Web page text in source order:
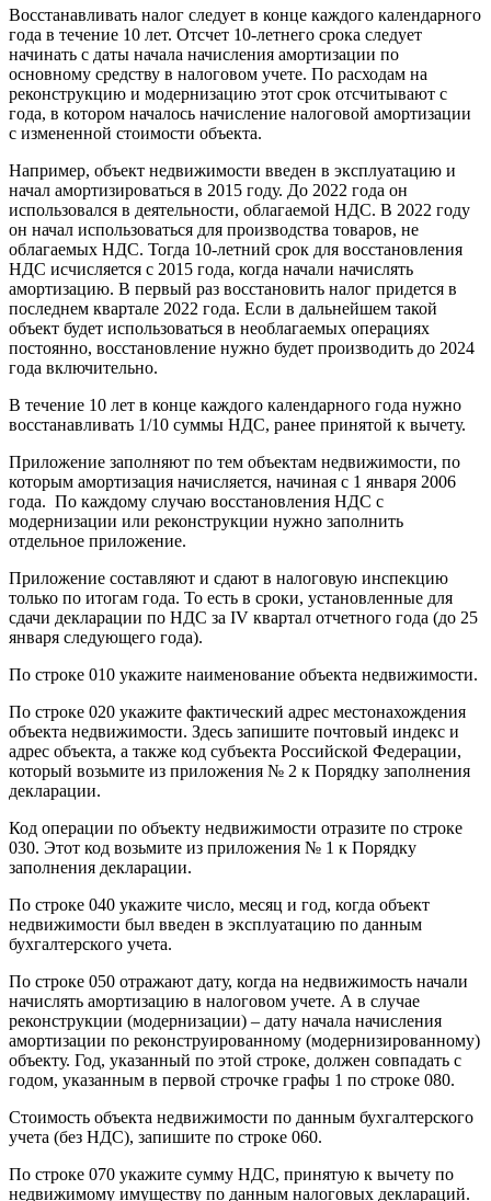
Восстанавливать налог следует в конце каждого календарного
года в течение 10 лет. Отсчет 10-летнего срока следует
начинать с даты начала начисления амортизации по
основному средству в налоговом учете. По расходам на
реконструкцию и модернизацию этот срок отсчитывают с
года, в котором началось начисление налоговой амортизации
с измененной стоимости объекта.
Например, объект недвижимости введен в эксплуатацию и
начал амортизироваться в 2015 году. До 2022 года он
использовался в деятельности, облагаемой НДС. В 2022 году
он начал использоваться для производства товаров, не
облагаемых НДС. Тогда 10-летний срок для восстановления
НДС исчисляется с 2015 года, когда начали начислять
амортизацию. В первый раз восстановить налог придется в
последнем квартале 2022 года. Если в дальнейшем такой
объект будет использоваться в необлагаемых операциях
постоянно, восстановление нужно будет производить до 2024
года включительно.
В течение 10 лет в конце каждого календарного года нужно
восстанавливать 1/10 суммы НДС, ранее принятой к вычету.
Приложение заполняют по тем объектам недвижимости, по
которым амортизация начисляется, начиная с 1 января 2006
года. По каждому случаю восстановления НДС с
модернизации или реконструкции нужно заполнить
отдельное приложение.
Приложение составляют и сдают в налоговую инспекцию
только по итогам года. То есть в сроки, установленные для
сдачи декларации по НДС за IV квартал отчетного года (до 25
января следующего года).
По строке 010 укажите наименование объекта недвижимости.
По строке 020 укажите фактический адрес местонахождения
объекта недвижимости. Здесь запишите почтовый индекс и
адрес объекта, а также код субъекта Российской Федерации,
который возьмите из приложения № 2 к Порядку заполнения
декларации.
Код операции по объекту недвижимости отразите по строке
030. Этот код возьмите из приложения № 1 к Порядку
заполнения декларации.
По строке 040 укажите число, месяц и год, когда объект
недвижимости был введен в эксплуатацию по данным
бухгалтерского учета.
По строке 050 отражают дату, когда на недвижимость начали
начислять амортизацию в налоговом учете. А в случае
реконструкции (модернизации) – дату начала начисления
амортизации по реконструированному (модернизированному)
объекту. Год, указанный по этой строке, должен совпадать с
годом, указанным в первой строчке графы 1 по строке 080.
Стоимость объекта недвижимости по данным бухгалтерского
учета (без НДС), запишите по строке 060.
По строке 070 укажите сумму НДС, принятую к вычету по
недвижимому имуществу по данным налоговых деклараций.